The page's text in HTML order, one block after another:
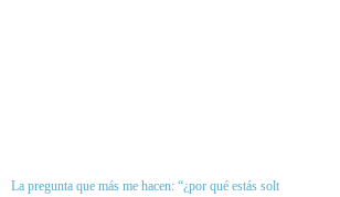
La pregunta que más me hacen: “¿por qué estás solt